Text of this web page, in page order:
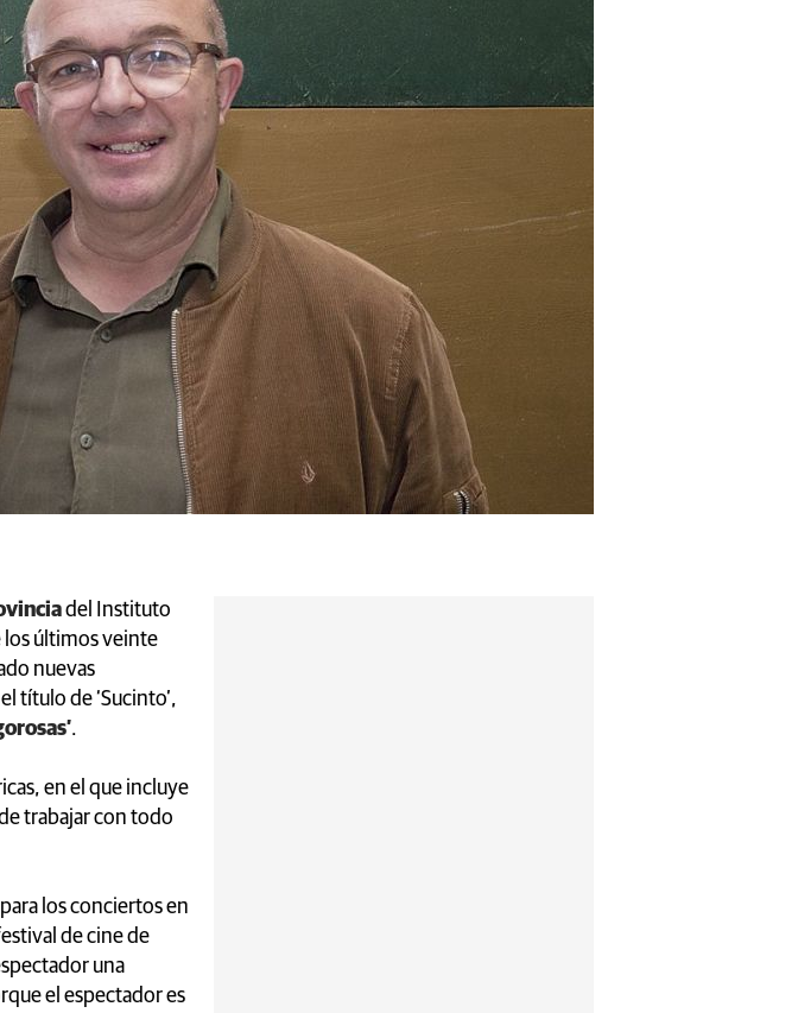
del Instituto
los últimos veinte
nuevas
título de ‘Sucinto’,
.
en el que incluye
trabajar con todo
los conciertos en
de cine de
una
el espectador es